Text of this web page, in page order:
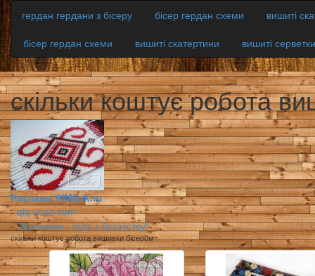
гердан гердани з бісеру бісер гердан схеми
вишиті
бісер гердан схеми
вишиті скатертини вишиті серветки
скільки коштує робота
Реклама WMlink.ru
-qiq.ucoz.com
-Экономия - путь к богатству!
скільки коштує робота вишивки бісером